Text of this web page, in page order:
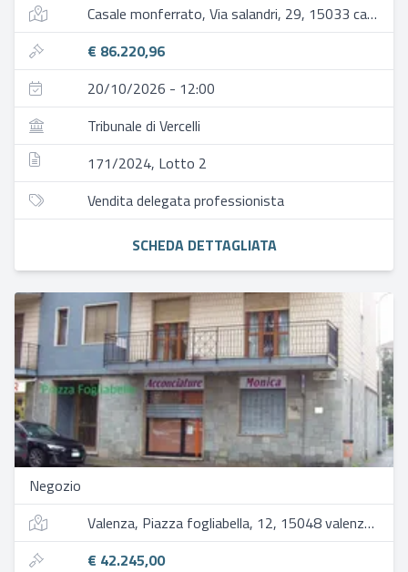
Casale monferrato, Via salandri, 29, 15033 casale monferrato al, italia
€ 86.220,96
20/10/2026 - 12:00
Tribunale di Vercelli
171/2024, Lotto 2
Vendita delegata professionista
SCHEDA DETTAGLIATA
Negozio
Valenza, Piazza fogliabella, 12, 15048 valenza al, italia
€ 42.245,00